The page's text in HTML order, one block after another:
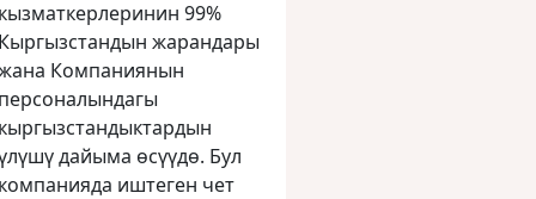
99%
жарандары
Компаниянын
дайыма өсүүдө. Бул
иштеген чет